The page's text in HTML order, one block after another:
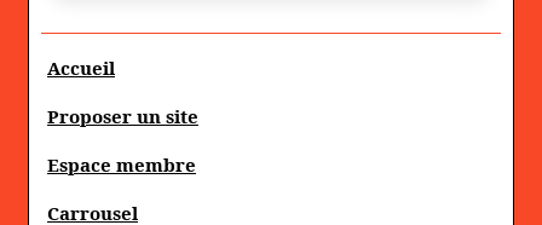
Accueil
Proposer un site
Espace membre
Carrousel